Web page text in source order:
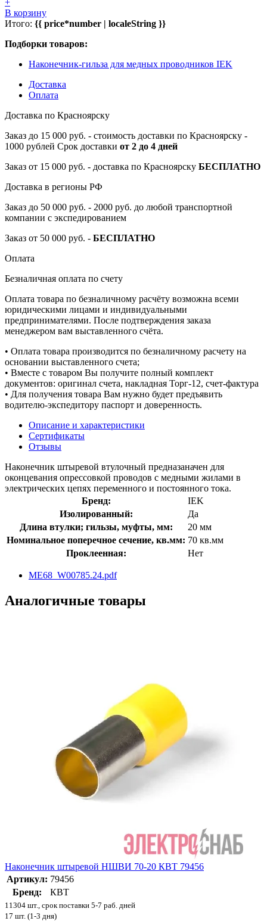
В корзину
Итого: {{ price*number | localeString }}
Подборки товаров:
Наконечник-гильза для медных проводников IEK
Доставка
Оплата
Доставка по Красноярску
Заказ до 15 000 руб. - стоимость доставки по Красноярску -
1000 рублей Срок доставки от 2 до 4 дней
Заказ от 15 000 руб. - доставка по Красноярску БЕСПЛАТНО
Доставка в регионы РФ
Заказ до 50 000 руб. - 2000 руб. до любой транспортной
компании с экспедированием
Заказ от 50 000 руб. - БЕСПЛАТНО
Оплата
Безналичная оплата по счету
Оплата товара по безналичному расчёту возможна всеми
юридическими лицами и индивидуальными
предпринимателями. После подтверждения заказа
менеджером вам выставленного счёта.
• Оплата товара производится по безналичному расчету на
основании выставленного счета;
• Вместе с товаром Вы получите полный комплект
документов: оригинал счета, накладная Торг-12, счет-фактура
• Для получения товара Вам нужно будет предъявить
водителю-экспедитору паспорт и доверенность.
Описание и характеристики
Сертификаты
Отзывы
Наконечник штыревой втулочный предназаначен для
оконцевания опрессовкой проводов с медными жилами в
электрических цепях переменного и постоянного тока.
Бренд:
IEK
Изолированный:
Да
Длина втулки; гильзы, муфты, мм:
20 мм
Номинальное поперечное сечение, кв.мм: 70 кв.мм
Проклеенная:
Нет
ME68_W00785.24.pdf
Аналогичные товары
Наконечник штыревой НШВИ 70-20 КВТ 79456
Артикул: 79456
Бренд:
КВТ
11304 шт., срок поставки 5-7 раб. дней
17 шт. (1-3 дня)